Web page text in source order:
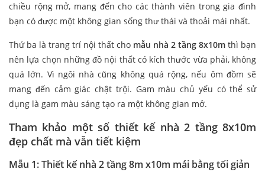
chiều rộng mở, mang đến cho các thành viên trong gia đình
bạn có được một không gian sống thư thái và thoải mái nhất.
Thứ ba là trang trí nội thất cho mẫu nhà 2 tầng 8x10m thì bạn
nên lựa chọn những đồ nội thất có kích thước vừa phải, không
quá lớn. Vì ngôi nhà cũng không quá rộng, nếu ôm đồm sẽ
mang đến cảm giác chật trội. Gam màu chủ yếu có thể sử
dụng là gam màu sáng tạo ra một không gian mở.
Tham khảo một số thiết kế nhà 2 tầng 8x10m
đẹp chất mà vẫn tiết kiệm
Mẫu 1: Thiết kế nhà 2 tầng 8m x10m mái bằng tối giản